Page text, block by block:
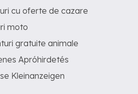
cu oferte de cazare
moto
gratuite animale
Apróhirdetés
Kleinanzeigen